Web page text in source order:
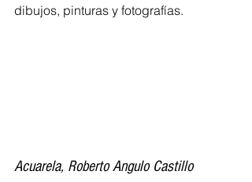
dibujos, pinturas y fotografías.
Acuarela, Roberto Angulo Castillo